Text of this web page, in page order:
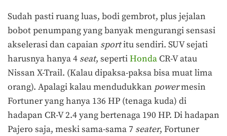
Sudah pasti ruang luas, bodi gembrot, plus jejalan
bobot penumpang yang banyak mengurangi sensasi
akselerasi dan capaian sportitu sendiri. SUV sejati
harusnya hanya 4 seat, sepertiHondaCR-V atau
Nissan X-Trail. (Kalau dipaksa-paksa bisa muat lima
orang). Apalagi kalau mendudukkan powermesin
Fortuner yang hanya 136 HP (tenaga kuda) di
hadapan CR-V 2.4 yang bertenaga 190 HP. Di hadapan
Pajero saja, meski sama-sama 7 seater, Fortuner